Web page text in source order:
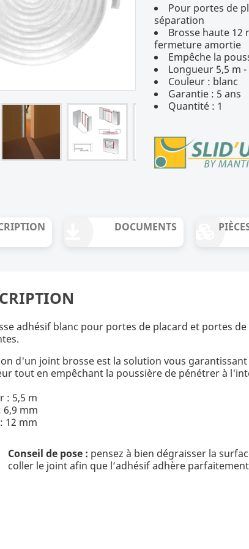
Pour portes de
séparation
Brosse haute
fermeture amortie
Empêche la
Longueur 5,5 m
Couleur : blanc
Garantie : 5 ans
Quantité : 1
DOCUMENTS
adhésif blanc pour portes de placard et portes
d'un joint brosse est la solution vous
tout en empêchant la poussière de pénétrer à
: 5,5 m
6,9 mm
12 mm
Conseil de pose : pensez à bien dégraisser la
coller le joint afin que l’adhésif adhère